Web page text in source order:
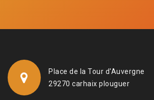
Place de la Tour d'Auvergne
29270 carhaix plouguer